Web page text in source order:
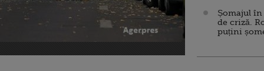
Șomajul
de criză.
puțini